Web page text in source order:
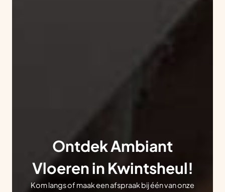
Ontdek Ambiant
Vloeren in Kwintsheul!
Kom langs of maak een afspraak bij één van onze